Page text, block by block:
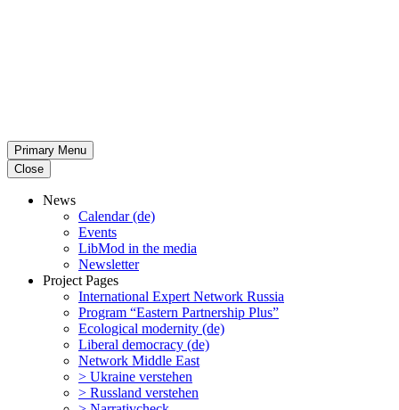
Primary Menu
Close
News
Calendar (de)
Events
LibMod in the media
Newsletter
Project Pages
Inter­na­tional Expert Network Russia
Program “Eastern Partnership Plus”
Ecological modernity (de)
Liberal democracy (de)
Network Middle East
> Ukraine verstehen
> Russland verstehen